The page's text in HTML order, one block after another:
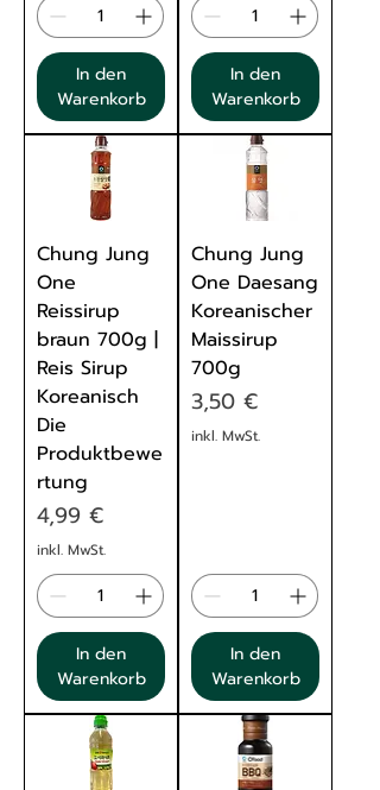
In den
Warenkorb
In den
Warenkorb
Chung Jung
One
Reissirup
braun 700g |
Reis Sirup
Koreanisch
Die
Produktbewe
rtung
Preis
4,99 €
inkl. MwSt.
In den
Warenkorb
Chung Jung
One Daesang
Koreanischer
Maissirup
700g
Preis
3,50 €
inkl. MwSt.
In den
Warenkorb